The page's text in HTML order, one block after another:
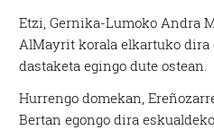
Etzi, Gernika-Lumoko Andra
AlMayrit korala elkartuko
dastaketa egingo dute ostean.
Hurrengo domekan,
Bertan egongo dira